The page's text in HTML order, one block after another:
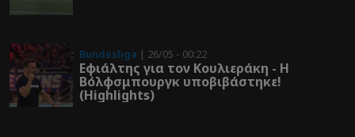
Bundesliga | 26/05 - 00:22
Εφιάλτης για τον Κουλιεράκη - Η
Βόλφσμπουργκ υποβιβάστηκε!
(Highlights)